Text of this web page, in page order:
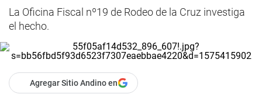
La Oficina Fiscal nº19 de Rodeo de la Cruz investiga
el hecho.
Agregar Sitio Andino en